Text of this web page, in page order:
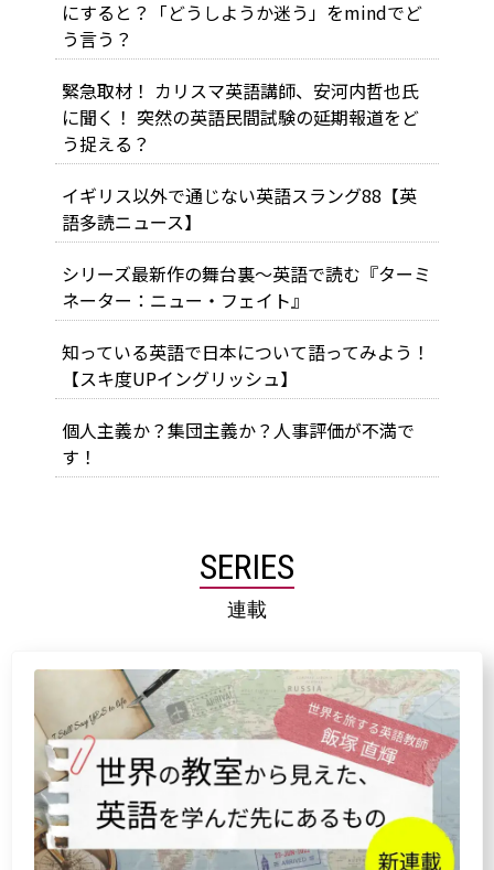
にすると？「どうしようか迷う」をmindでど
う言う？
緊急取材！ カリスマ英語講師、安河内哲也氏
に聞く！ 突然の英語民間試験の延期報道をど
う捉える？
イギリス以外で通じない英語スラング88【英
語多読ニュース】
シリーズ最新作の舞台裏～英語で読む『ターミ
ネーター：ニュー・フェイト』
知っている英語で日本について語ってみよう！
【スキ度UPイングリッシュ】
個人主義か？集団主義か？人事評価が不満で
す！
SERIES
連載